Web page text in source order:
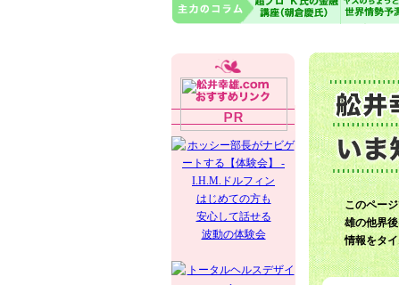
はじめての方も
安心して話せる
波動の体験会
このペー
雄の他界
情報をタ